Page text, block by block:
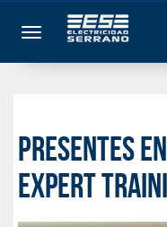
Toggle navigation
Presentes
Expert